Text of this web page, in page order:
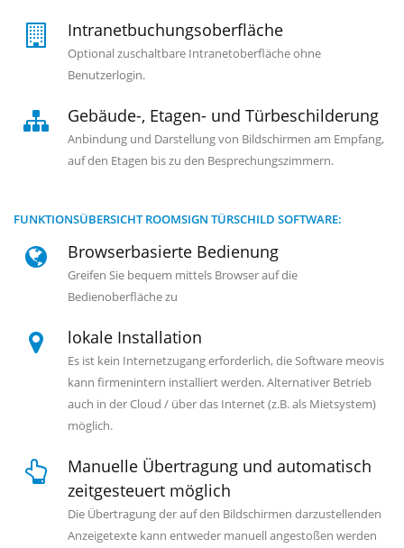
Intranetbuchungsoberfläche
Optional zuschaltbare Intranetoberfläche ohne
Benutzerlogin.
Gebäude-, Etagen- und Türbeschilderung
Anbindung und Darstellung von Bildschirmen am Empfang,
auf den Etagen bis zu den Besprechungszimmern.
FUNKTIONSÜBERSICHT ROOMSIGN TÜRSCHILD SOFTWARE:
Browserbasierte Bedienung
Greifen Sie bequem mittels Browser auf die
Bedienoberfläche zu
lokale Installation
Es ist kein Internetzugang erforderlich, die Software meovis
kann firmenintern installiert werden. Alternativer Betrieb
auch in der Cloud / über das Internet (z.B. als Mietsystem)
möglich.
Manuelle Übertragung und automatisch
zeitgesteuert möglich
Die Übertragung der auf den Bildschirmen darzustellenden
Anzeigetexte kann entweder manuell angestoßen werden